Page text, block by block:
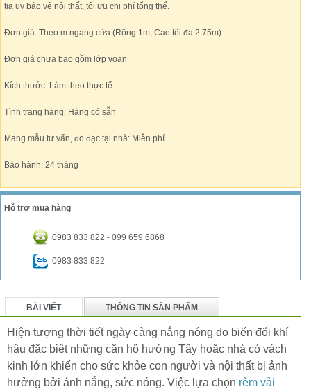
tia uv bảo vệ nội thất, tối ưu chi phí tổng thể.
Đơn giá: Theo m ngang cửa (Rộng 1m, Cao tối đa 2.75m)
Đơn giá chưa bao gồm lớp voan
Kích thước: Làm theo thực tế
Tình trạng hàng: Hàng có sẵn
Mang mẫu tư vấn, đo đạc tại nhà: Miễn phí
Bảo hành: 24 tháng
Hỗ trợ mua hàng
0983 833 822 - 099 659 6868
0983 833 822
BÀI VIẾT THÔNG TIN SẢN PHẨM
BÌNH LUẬN
Hiện tượng thời tiết ngày càng nắng nóng do biến đổi khí
hậu đặc biệt những căn hộ hướng Tây hoặc nhà có vách
kinh lớn khiến cho sức khỏe con người và nội thất bị ảnh
hưởng bởi ánh nắng, sức nóng. Việc lựa chọn rèm vải